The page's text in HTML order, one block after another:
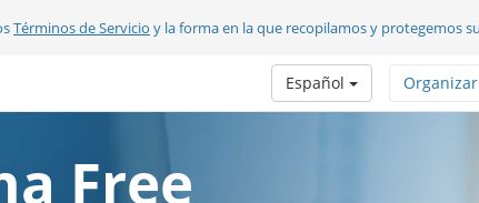
Términos de Servicio y la forma en la que recopilamos y protegemos
Organizar
Español
Free